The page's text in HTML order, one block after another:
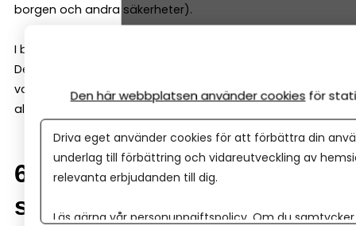
borgen och andra säkerheter).
I båda fallen gör banken en riskbedömning.
Det är normalt – och inget personligt. Därför kan det
vara smart att jämföra fler banker, för att få fler
alternativ.
6. Kan man byta bank
senare?
Den här webbplatsen använder cookies för
Driva eget använder cookies för att förbättra din
underlag till förbättring och vidareutveckling av
relevanta erbjudanden till dig.
Läs gärna vår personuppgiftspolicy. Om du